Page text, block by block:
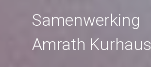
Samenwerking
Amrath Kurhaus